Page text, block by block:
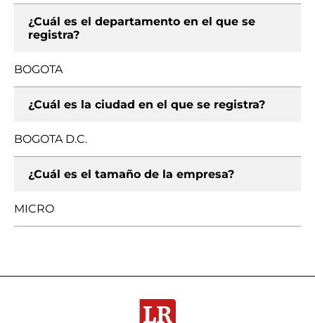
¿Cuál es el departamento en el que se
registra?
BOGOTA
¿Cuál es la ciudad en el que se registra?
BOGOTA D.C.
¿Cuál es el tamaño de la empresa?
MICRO